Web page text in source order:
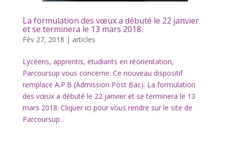
La formulation des vœux a débuté le 22 janvier
et se terminera le 13 mars 2018.
Fév 27, 2018 | articles
Lycéens, apprentis, étudiants en réorientation,
Parcoursup vous concerne. Ce nouveau dispositif
remplace A.P.B (Admission Post Bac). La formulation
des vœux a débuté le 22 janvier et se terminera le 13
mars 2018. Cliquer ici pour vous rendre sur le site de
Parcoursup...